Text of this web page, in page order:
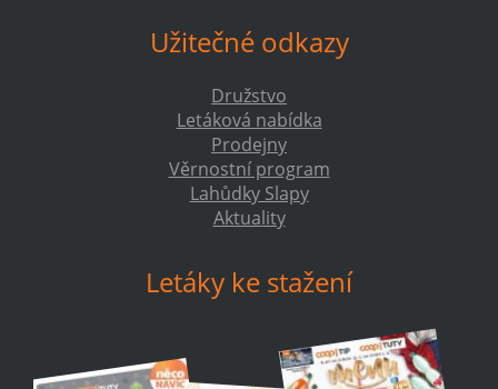
Užitečné odkazy
Družstvo
Letáková nabídka
Prodejny
Věrnostní program
Lahůdky Slapy
Aktuality
Letáky ke stažení